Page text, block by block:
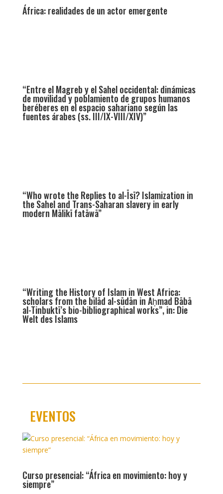
África: realidades de un actor emergente
“Entre el Magreb y el Sahel occidental: dinámicas
de movilidad y poblamiento de grupos humanos
beréberes en el espacio sahariano según las
fuentes árabes (ss. III/IX-VIII/XIV)”
“Who wrote the Replies to al-Īsī? Islamization in
the Sahel and Trans-Saharan slavery in early
modern Mālikī fatāwā”
“Writing the History of Islam in West Africa:
scholars from the bilād al-sūdān in Aḥmad Bābā
al-Tinbuktī’s bio-bibliographical works”, in: Die
Welt des Islams
EVENTOS
Curso presencial: “África en movimiento: hoy y
siempre”